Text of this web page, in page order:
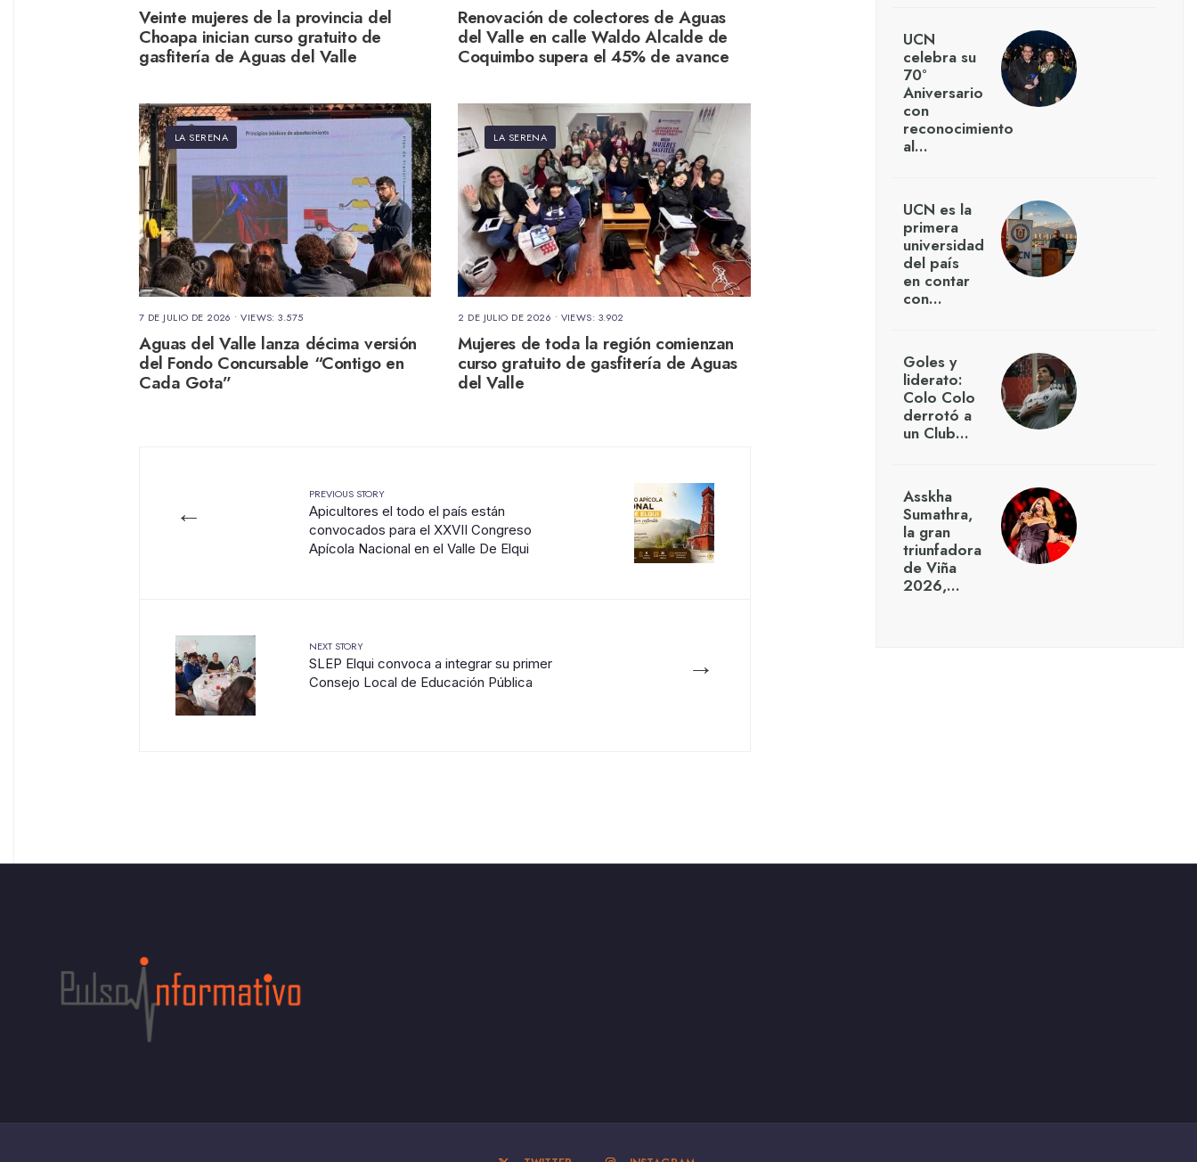
Veinte mujeres de la provincia del
Choapa inician curso gratuito de
gasfitería de Aguas del Valle
Renovación de colectores de Aguas
del Valle en calle Waldo Alcalde de
Coquimbo supera el 45% de avance
LA SERENA
7 DE JULIO DE 2026 •VIEWS: 3.575
Aguas del Valle lanza décima versión
del Fondo Concursable “Contigo en
Cada Gota”
LA SERENA
2 DE JULIO DE 2026 • VIEWS: 3.902
Mujeres de toda la región comienzan
curso gratuito de gasfitería de Aguas
del Valle
←
PREVIOUS STORY
Apicultores el todo el país están
convocados para el XXVII Congreso
Apícola Nacional en el Valle De Elqui
→
NEXT STORY
SLEP Elqui convoca a integrar su primer
Consejo Local de Educación Pública
UCN
celebra su
70°
Aniversario
con
reconocimiento
al…
UCN es la
primera
universidad
del país
en contar
con…
Goles y
liderato:
Colo Colo
derrotó a
un Club…
Asskha
Sumathra,
la gran
triunfadora
de Viña
2026,…